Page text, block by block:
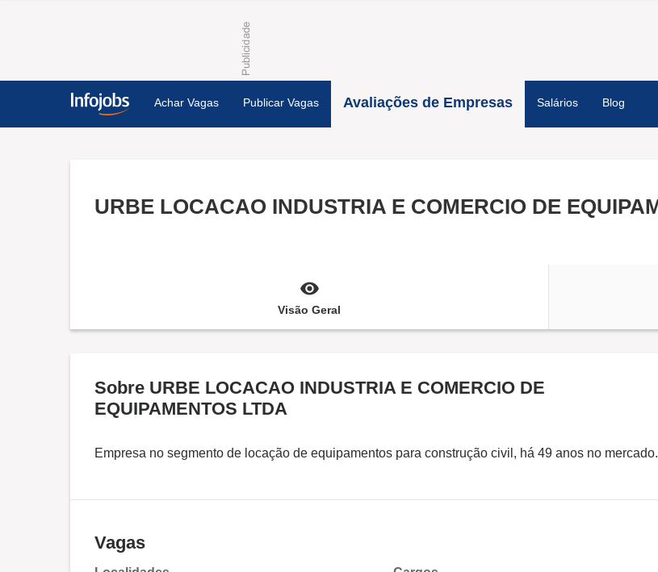
Achar Vagas Publicar Vagas Avaliações de Empresas Salários Blog
Visão Geral
Sobre URBE LOCACAO INDUSTRIA E COMERCIO DE
EQUIPAMENTOS LTDA
Empresa no segmento de locação de equipamentos para construção civil, há 49 anos no mercado.
Vagas